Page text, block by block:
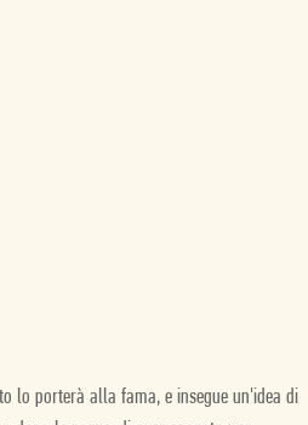
lo porterà alla fama, e insegue un'idea di